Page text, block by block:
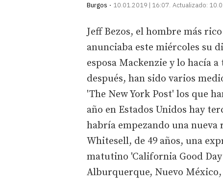
Burgos
10.01.2019 | 16:07 Actualizado:
Jeff Bezos, el hombre más
anunciaba este miércoles su
esposa Mackenzie y lo hacía
después, han sido varios
'The New York Post' los que
año en Estados Unidos hay
habría empezando una nueva
Whitesell, de 49 años, una
matutino 'California Good Day
Alburquerque, Nuevo